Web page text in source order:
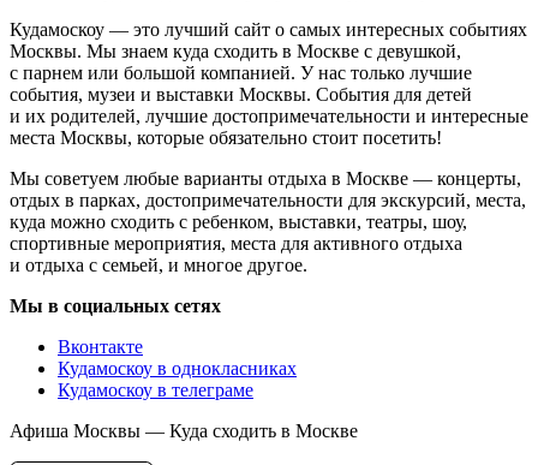
Кудамоскоу — это лучший сайт о самых интересных событиях
Москвы. Мы знаем куда сходить в Москве с девушкой,
с парнем или большой компанией. У нас только лучшие
события, музеи и выставки Москвы. События для детей
и их родителей, лучшие достопримечательности и интересные
места Москвы, которые обязательно стоит посетить!
Мы советуем любые варианты отдыха в Москве — концерты,
отдых в парках, достопримечательности для экскурсий, места,
куда можно сходить с ребенком, выставки, театры, шоу,
спортивные мероприятия, места для активного отдыха
и отдыха с семьей, и многое другое.
Мы в социальных сетях
Вконтакте
Кудамоскоу в однокласниках
Кудамоскоу в телеграме
Афиша Москвы — Куда сходить в Москве